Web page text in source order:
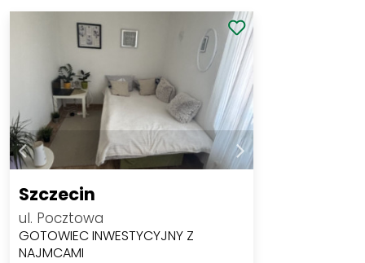
Szczecin
ul. Pocztowa
GOTOWIEC INWESTYCYJNY Z
NAJMCAMI